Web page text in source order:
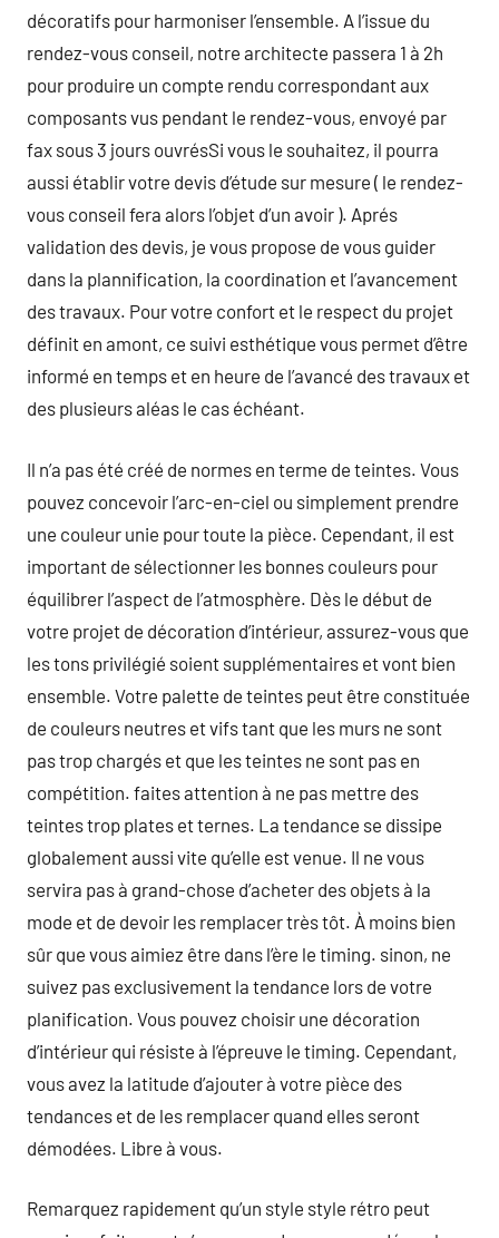
décoratifs pour harmoniser l’ensemble. A l’issue du
rendez-vous conseil, notre architecte passera 1 à 2h
pour produire un compte rendu correspondant aux
composants vus pendant le rendez-vous, envoyé par
fax sous 3 jours ouvrésSi vous le souhaitez, il pourra
aussi établir votre devis d’étude sur mesure ( le rendez-
vous conseil fera alors l’objet d’un avoir ). Aprés
validation des devis, je vous propose de vous guider
dans la plannification, la coordination et l’avancement
des travaux. Pour votre confort et le respect du projet
définit en amont, ce suivi esthétique vous permet d’être
informé en temps et en heure de l’avancé des travaux et
des plusieurs aléas le cas échéant.
Il n’a pas été créé de normes en terme de teintes. Vous
pouvez concevoir l’arc-en-ciel ou simplement prendre
une couleur unie pour toute la pièce. Cependant, il est
important de sélectionner les bonnes couleurs pour
équilibrer l’aspect de l’atmosphère. Dès le début de
votre projet de décoration d’intérieur, assurez-vous que
les tons privilégié soient supplémentaires et vont bien
ensemble. Votre palette de teintes peut être constituée
de couleurs neutres et vifs tant que les murs ne sont
pas trop chargés et que les teintes ne sont pas en
compétition. faites attention à ne pas mettre des
teintes trop plates et ternes. La tendance se dissipe
globalement aussi vite qu’elle est venue. Il ne vous
servira pas à grand-chose d’acheter des objets à la
mode et de devoir les remplacer très tôt. À moins bien
sûr que vous aimiez être dans l’ère le timing. sinon, ne
suivez pas exclusivement la tendance lors de votre
planification. Vous pouvez choisir une décoration
d’intérieur qui résiste à l’épreuve le timing. Cependant,
vous avez la latitude d’ajouter à votre pièce des
tendances et de les remplacer quand elles seront
démodées. Libre à vous.
Remarquez rapidement qu’un style style rétro peut